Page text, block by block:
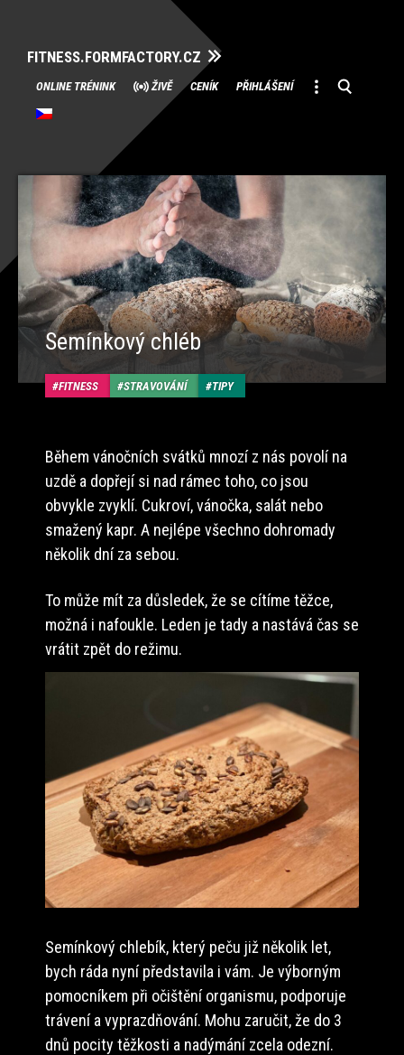
FITNESS.FORMFACTORY.CZ
Přeskočit
na
obsah
ONLINE TRÉNINK ŽIVĚ CENÍK PŘIHLÁŠENÍ
Semínkový chléb
FITNESS STRAVOVÁNÍ TIPY
Během vánočních svátků mnozí z nás povolí na
uzdě a dopřejí si nad rámec toho, co jsou
obvykle zvyklí. Cukroví, vánočka, salát nebo
smažený kapr. A nejlépe všechno dohromady
několik dní za sebou.
To může mít za důsledek, že se cítíme těžce,
možná i nafoukle. Leden je tady a nastává čas se
vrátit zpět do režimu.
Semínkový chlebík, který peču již několik let,
bych ráda nyní představila i vám. Je výborným
pomocníkem při očištění organismu, podporuje
trávení a vyprazdňování. Mohu zaručit, že do 3
dnů pocity těžkosti a nadýmání zcela odezní.